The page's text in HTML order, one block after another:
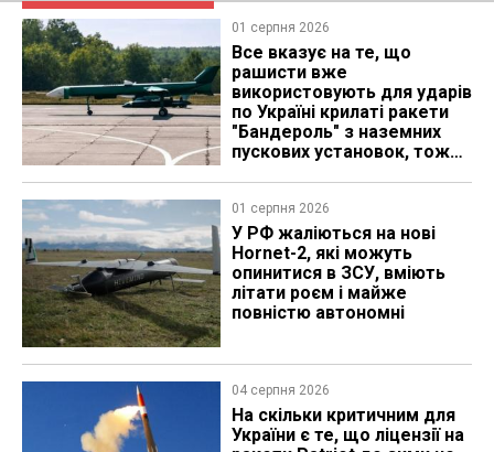
01 серпня 2026
Все вказує на те, що
рашисти вже
використовують для ударів
по Україні крилаті ракети
"Бандероль" з наземних
пускових установок, тож
01 серпня 2026
У РФ жаліються на нові
Hornet-2, які можуть
опинитися в ЗСУ, вміють
літати роєм і майже
повністю автономні
04 серпня 2026
На скільки критичним для
України є те, що ліцензії на